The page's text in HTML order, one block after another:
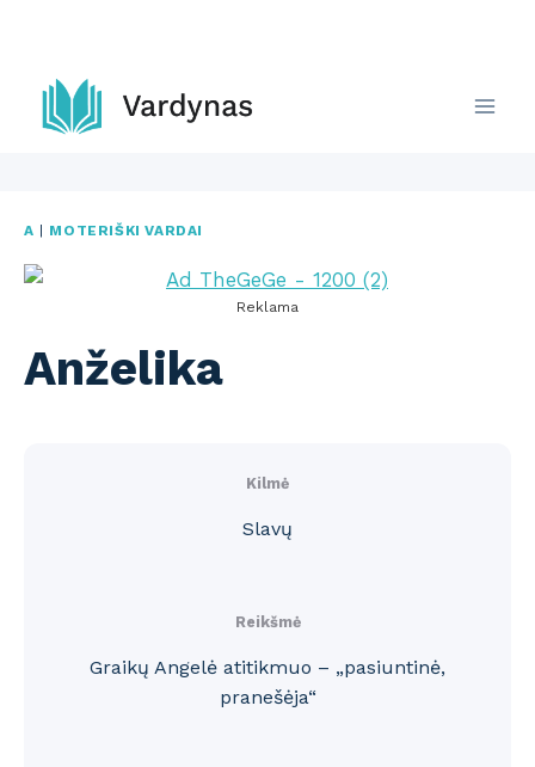
content
A | MOTERIŠKI VARDAI
Reklama
Anželika
Kilmė
Slavų
Reikšmė
Graikų Angelė atitikmuo – „pasiuntinė,
pranešėja“